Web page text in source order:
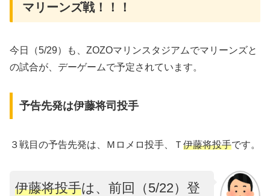
マリーンズ戦！！！
今日（5/29）も、ZOZOマリンスタジアムでマリーンズと
の試合が、デーゲームで予定されています。
予告先発は伊藤将司投手
３戦目の予告先発は、Ｍロメロ投手、Ｔ 伊藤将投手です。
伊藤将投手は、前回（5/22）登